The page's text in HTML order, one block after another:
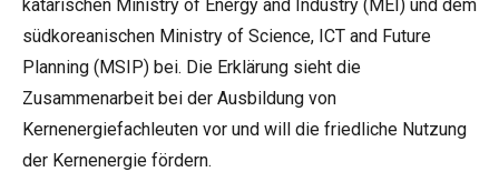
katarischen Ministry of Energy and Industry (MEI) und dem
südkoreanischen Ministry of Science, ICT and Future
Planning (MSIP) bei. Die Erklärung sieht die
Zusammenarbeit bei der Ausbildung von
Kernenergiefachleuten vor und will die friedliche Nutzung
der Kernenergie fördern.